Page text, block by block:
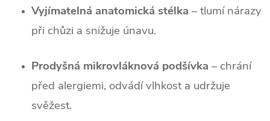
Vyjímatelná anatomická stélka – tlumí nárazy
při chůzi a snižuje únavu.
Prodyšná mikrovláknová podšívka – chrání
před alergiemi, odvádí vlhkost a udržuje
svěžest.